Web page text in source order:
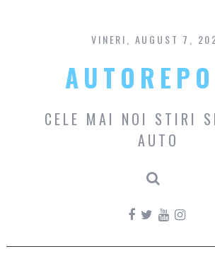
content
VINERI, AUGUST 7,
CELE MAI NOI STIRI
AUTO